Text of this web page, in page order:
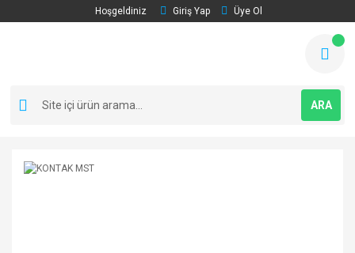
Hoşgeldiniz Giriş Yap Üye Ol
ARA